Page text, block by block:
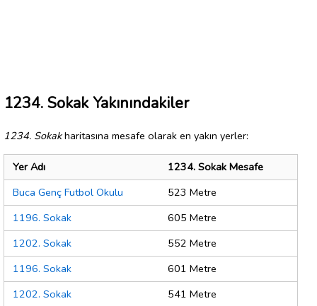
1234. Sokak Yakınındakiler
1234. Sokakharitasına mesafe olarak en yakın yerler:
Yer Adı
1234. Sokak Mesafe
Buca Genç Futbol Okulu
523 Metre
1196. Sokak
605 Metre
1202. Sokak
552 Metre
1196. Sokak
601 Metre
1202. Sokak
541 Metre